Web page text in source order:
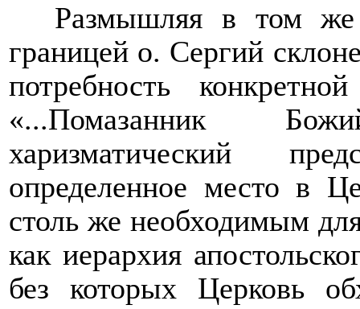
Размышляя в том же
границей о. Сергий
потребность
«...Помазанник
харизматический
определенное место в
столь же необходимым
как иерархия
без которых Церковь